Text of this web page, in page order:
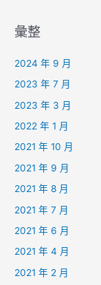
彙整
2024 年 9 月
2023 年 7 月
2023 年 3 月
2022 年 1 月
2021 年 10 月
2021 年 9 月
2021 年 8 月
2021 年 7 月
2021 年 6 月
2021 年 4 月
2021 年 2 月